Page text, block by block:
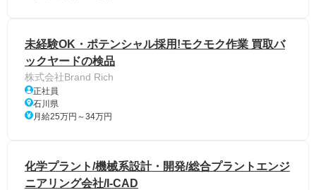
未経験OK・ポテンシャル採用!モクモク作業 買取バ
ックヤードの検品
株式会社Brand Rich
正社員
石川県
月給25万円～34万円
化学プラント/機械系設計・開発/総合プラントエンジ
ニアリング会社/I-CAD